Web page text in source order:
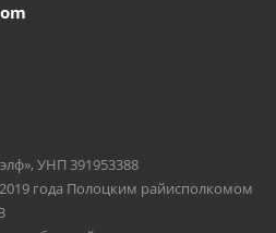
УНП 391953388
года Полоцким райисполкомом